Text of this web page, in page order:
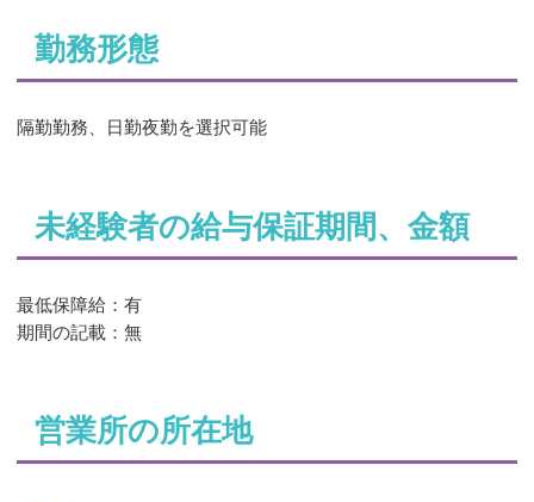
勤務形態
隔勤勤務、日勤夜勤を選択可能
未経験者の給与保証期間、金額
最低保障給：有
期間の記載：無
営業所の所在地